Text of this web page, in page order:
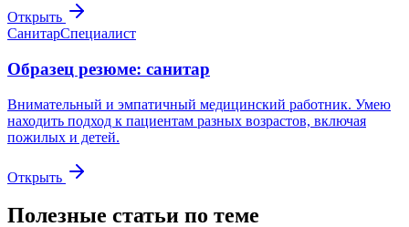
Открыть
СанитарСпециалист
Образец резюме: санитар
Внимательный и эмпатичный медицинский работник. Умею
находить подход к пациентам разных возрастов, включая
пожилых и детей.
Открыть
Полезные статьи по теме